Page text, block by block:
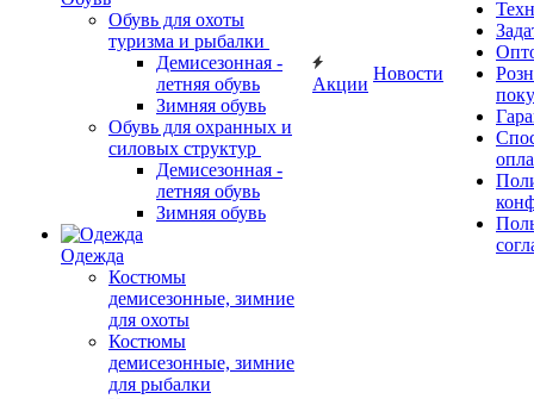
Обувь для охоты
туризма и рыбалки
Демисезонная -
летняя обувь
Зимняя обувь
Обувь для охранных и
силовых структур
Демисезонная -
летняя обувь
Зимняя обувь
Одежда
Костюмы
демисезонные, зимние
для охоты
Костюмы
демисезонные, зимние
для рыбалки
Акции
Новости